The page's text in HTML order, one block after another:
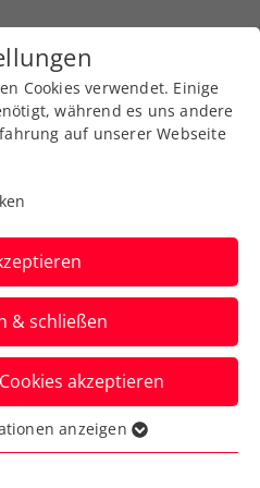
ÖTV
App
ist die neue
Play und im App
22.03.2024
Cookies verwendet. Einige
während es uns andere
auf unserer Webseite
& schließen
akzeptieren
für grundlegende
anzeigen